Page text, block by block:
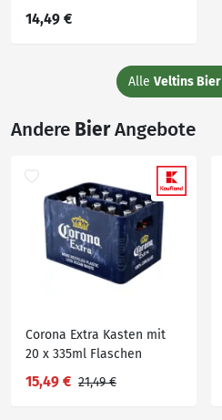
14,49 €
Alle Veltins Bier
Andere BierAngebote
Corona Extra Kasten mit
20 x 335ml Flaschen
15,49 € 21,49 €